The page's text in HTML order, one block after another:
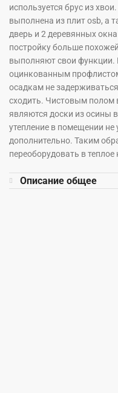
используется брус из
выполнена из плит osb, а
дверь и 2 деревянных
постройку больше
выполняют свои
оцинкованным
осадкам не
сходить. Чистовым
являются доски из осины
утепление в помещении
дополнительно. Таким
переоборудовать в
Описание общее